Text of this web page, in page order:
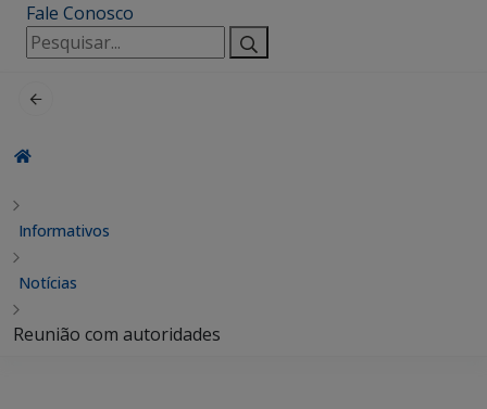
Fale Conosco
Pesquisar
por:
Informativos
Notícias
Reunião com autoridades